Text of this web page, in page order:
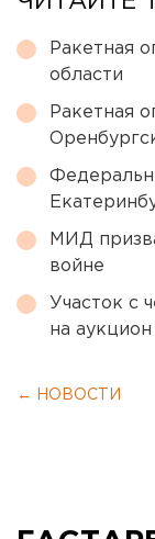
Ракетная
области
Ракетная
МИД
войне
Участок с
на
← НОВОСТИ